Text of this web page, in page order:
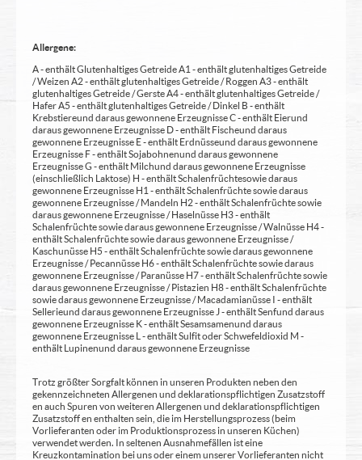
Allergene:
A - enthält Glutenhaltiges Getreide A1 - enthält glutenhaltiges Getreide
/ Weizen A2 - enthält glutenhaltiges Getreide / Roggen A3 - enthält
glutenhaltiges Getreide / Gerste A4 - enthält glutenhaltiges Getreide /
Hafer A5 - enthält glutenhaltiges Getreide / Dinkel B - enthält
Krebstiere und daraus gewonnene Erzeugnisse C - enthält Eier und
daraus gewonnene Erzeugnisse D - enthält Fische und daraus
gewonnene Erzeugnisse E - enthält Erdnüsse und daraus gewonnene
Erzeugnisse F - enthält Sojabohnen und daraus gewonnene
Erzeugnisse G - enthält Milch und daraus gewonnene Erzeugnisse
(einschließlich Laktose) H - enthält Schalenfrüchte sowie daraus
gewonnene Erzeugnisse H1 - enthält Schalenfrüchte sowie daraus
gewonnene Erzeugnisse / Mandeln H2 - enthält Schalenfrüchte sowie
daraus gewonnene Erzeugnisse / Haselnüsse H3 - enthält
Schalenfrüchte sowie daraus gewonnene Erzeugnisse / Walnüsse H4 -
enthält Schalenfrüchte sowie daraus gewonnene Erzeugnisse /
Kaschunüsse H5 - enthält Schalenfrüchte sowie daraus gewonnene
Erzeugnisse / Pecannüsse H6 - enthält Schalenfrüchte sowie daraus
gewonnene Erzeugnisse / Paranüsse H7 - enthält Schalenfrüchte sowie
daraus gewonnene Erzeugnisse / Pistazien H8 - enthält Schalenfrüchte
sowie daraus gewonnene Erzeugnisse / Macadamianüsse I - enthält
Sellerie und daraus gewonnene Erzeugnisse J - enthält Senf und daraus
gewonnene Erzeugnisse K - enthält Sesamsamen und daraus
gewonnene Erzeugnisse L - enthält Sulfit oder Schwefeldioxid M -
enthält Lupinen und daraus gewonnene Erzeugnisse
Trotz größter Sorgfalt können in unseren Produkten neben den
gekennzeichneten Allergenen und deklarationspflichtigen Zusatzstoff
en auch Spuren von weiteren Allergenen und deklarationspflichtigen
Zusatzstoff en enthalten sein, die im Herstellungsprozess (beim
Vorlieferanten oder im Produktionsprozess in unseren Küchen)
verwendet werden. In seltenen Ausnahmefällen ist eine
Kreuzkontamination bei uns oder einem unserer Vorlieferanten nicht